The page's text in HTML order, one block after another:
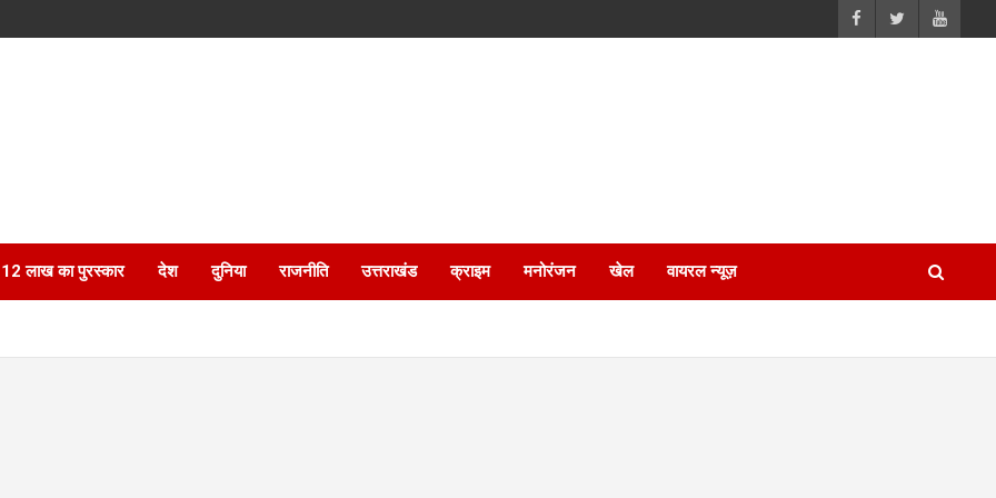
12 लाख का पुरस्कार देश दुनिया राजनीति उत्तराखंड क्राइम मनोरंजन खेल वायरल न्यूज़